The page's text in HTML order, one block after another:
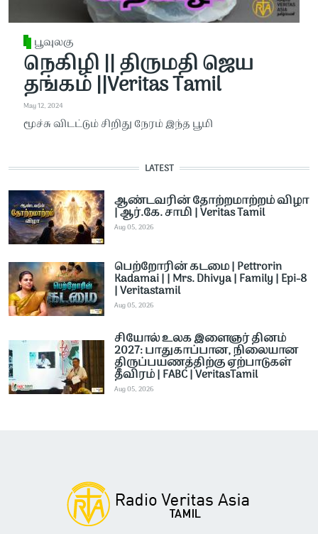
பூவுலகு
நெகிழி || திருமதி ஜெய
தங்கம் ||Veritas Tamil
May 12, 2024
மூச்சு விடட்டும் சிறிது நேரம் இந்த பூமி
LATEST
ஆண்டவரின் தோற்றமாற்றம் விழா
| ஆர்.கே. சாமி | Veritas Tamil
Aug 05, 2026
பெற்றோரின் கடமை | Pettrorin
Kadamai | | Mrs. Dhivya | Family | Epi-8
| Veritastamil ​
Aug 05, 2026
சியோல் உலக இளைஞர் தினம்
2027: பாதுகாப்பான, நிலையான
திருப்பயணத்திற்கு ஏற்பாடுகள்
தீவிரம் | FABC | VeritasTamil
Aug 05, 2026